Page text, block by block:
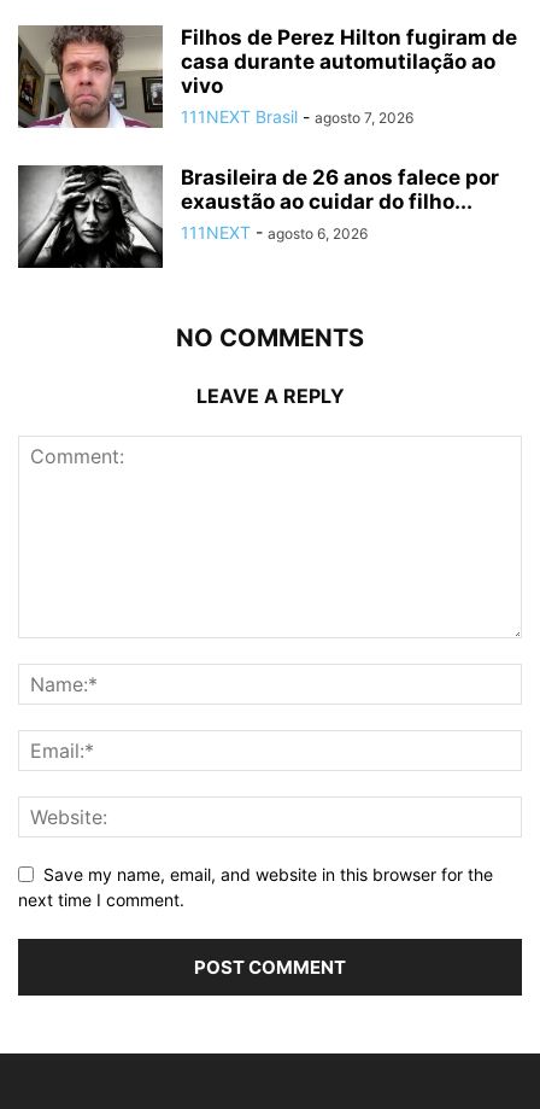
Filhos de Perez Hilton fugiram de
casa durante automutilação ao
vivo
111NEXT Brasil - agosto 7, 2026
Brasileira de 26 anos falece por
exaustão ao cuidar do filho...
111NEXT - agosto 6, 2026
NO COMMENTS
LEAVE A REPLY
Save my name, email, and website in this browser for the
next time I comment.